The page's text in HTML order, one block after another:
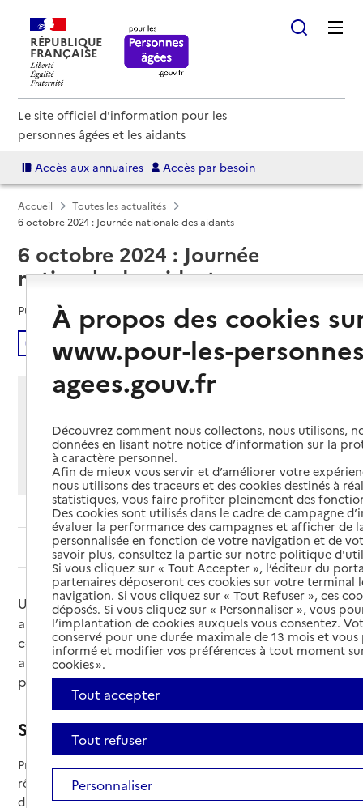
RÉPUBLIQUE
FRANÇAISE
Le site officiel d'information pour les
personnes âgées et les aidants
Accès aux annuaires Accès par besoin
Accueil
Toutes les actualités
6 octobre 2024 : Journée nationale des aidants
6 octobre 2024 : Journée
nationale des aidants
Publié le
Écouter
Partager cette page
ImprimerPartager par email
Partager sur Facebook
Partager sur X
Partager sur Linkedin
Si vous souhaitez partager sur Facebook, LinkedIn, X et
Whatsapp, veuillezautoriser le dépôt de cookies.
Sommaire
Une journée nationale est consacrée chaque année
aux aidants. Elle a lieu le 6 octobre. Le thème de
cette 15ème édition est l’auto-reconnaissance des
aidants. De nombreux évènements sont organisés
pour informer et soutenir les aidants.
Se reconnaître aidant
Près d’un aidant sur deux s’ignore. Pourtant, ils ont un
rôle très important auprès de leur proche en perte
d'autonomie, du fait de l'âge, de la maladie ou d'un
À propos des cookies
www.pour-les-
agees.gouv.fr
Découvrez comment nous collectons, nous utilisons,
données en lisant notre notice d’information sur la
à caractère personnel.
Afin de mieux vous servir et d’améliorer votre
nous utilisons des traceurs et des cookies destinés à
statistiques, vous faire profiter pleinement des
Des cookies sont utilisés dans le cadre de campagne
évaluer la performance des campagnes et afficher de
personnalisée en fonction de votre navigation et de
savoir plus, consultez la partie sur notre politique
Si vous cliquez sur « Tout Accepter », l’éditeur du
partenaires déposeront ces cookies sur votre terminal
navigation. Si vous cliquez sur « Tout Refuser », ces
déposés. Si vous cliquez sur « Personnaliser », vous
l’implantation de cookies auxquels vous consentez.
conservé pour une durée maximale de 13 mois et
informé et modifier vos préférences à tout moment
cookies ».
Tout accepter
Tout refuser
Personnaliser